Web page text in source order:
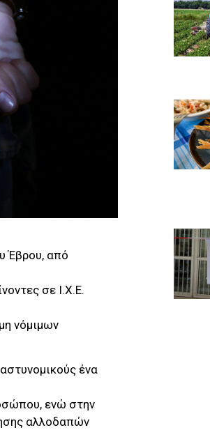
Έβρου, από
σε Ι.Χ.Ε.
νόμιμων
ένα
ενώ στην
αλλοδαπών